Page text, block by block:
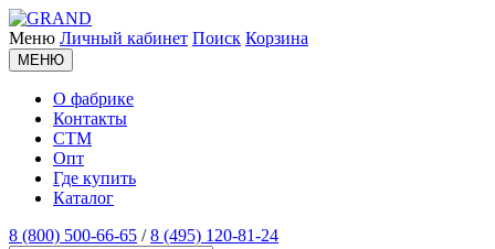
Меню Личный кабинет Поиск Корзина
МЕНЮ
О фабрике
Контакты
СТМ
Опт
Где купить
Каталог
8 (800) 500-66-65 /8 (495) 120-81-24